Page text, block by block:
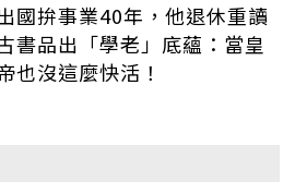
國拚事業40年，他退休重讀
書品出「學老」底蘊：當皇
也沒這麼快活！